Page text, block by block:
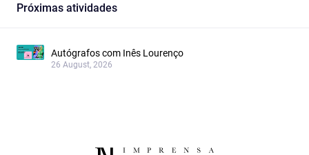
Próximas atividades
Autógrafos com Inês Lourenço
26 August, 2026